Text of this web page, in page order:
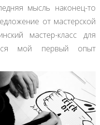
мысль наконец-то
от мастерской
мастер-класс для
мой первый опыт